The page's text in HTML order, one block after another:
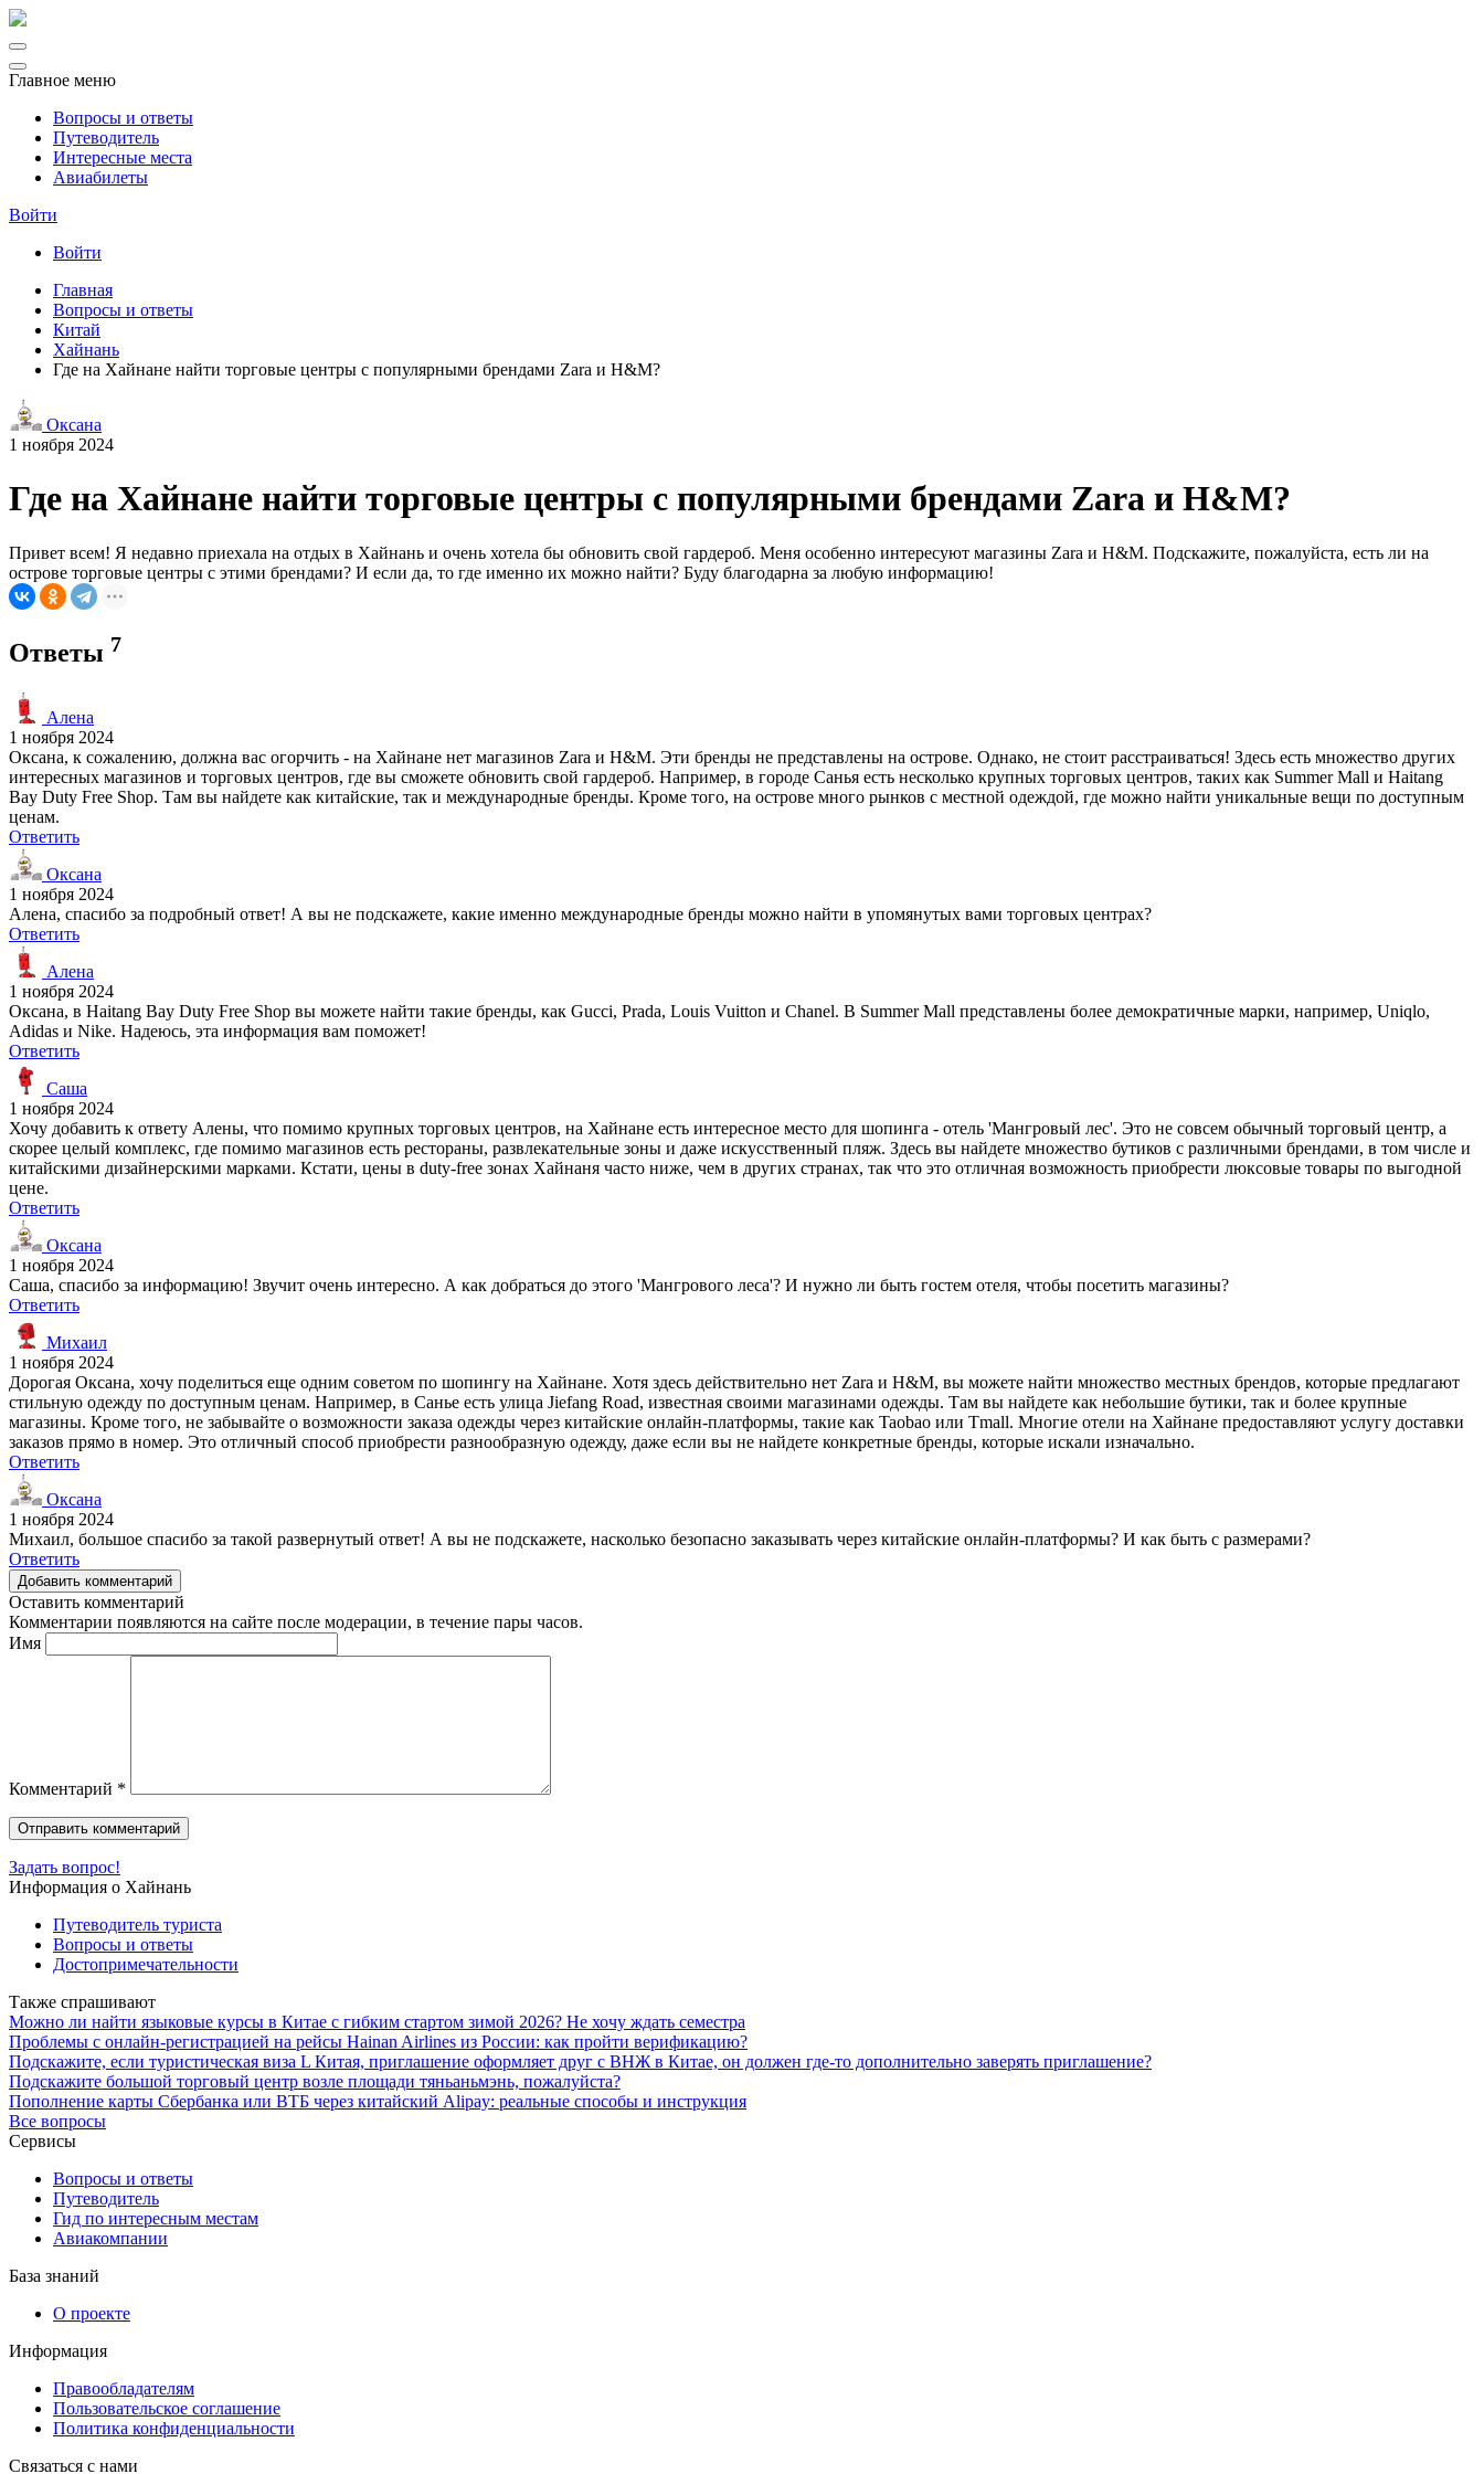
Главное меню
Вопросы и ответы
Путеводитель
Интересные места
Авиабилеты
Войти
Войти
Главная
Вопросы и ответы
Китай
Хайнань
Где на Хайнане найти торговые центры с популярными брендами Zara и H&M?
Оксана
1 ноября 2024
Где на Хайнане найти торговые центры с популярными брендами Zara и H&M?
Привет всем! Я недавно приехала на отдых в Хайнань и очень хотела бы обновить свой гардероб. Меня особенно интересуют магазины Zara и H&M. Подскажите, пожалуйста, есть ли на
острове торговые центры с этими брендами? И если да, то где именно их можно найти? Буду благодарна за любую информацию!
Ответы 7
Алена
1 ноября 2024
Оксана, к сожалению, должна вас огорчить - на Хайнане нет магазинов Zara и H&M. Эти бренды не представлены на острове. Однако, не стоит расстраиваться! Здесь есть множество других
интересных магазинов и торговых центров, где вы сможете обновить свой гардероб. Например, в городе Санья есть несколько крупных торговых центров, таких как Summer Mall и Haitang
Bay Duty Free Shop. Там вы найдете как китайские, так и международные бренды. Кроме того, на острове много рынков с местной одеждой, где можно найти уникальные вещи по доступным
ценам.
Ответить
Оксана
1 ноября 2024
Алена, спасибо за подробный ответ! А вы не подскажете, какие именно международные бренды можно найти в упомянутых вами торговых центрах?
Ответить
Алена
1 ноября 2024
Оксана, в Haitang Bay Duty Free Shop вы можете найти такие бренды, как Gucci, Prada, Louis Vuitton и Chanel. В Summer Mall представлены более демократичные марки, например, Uniqlo,
Adidas и Nike. Надеюсь, эта информация вам поможет!
Ответить
Саша
1 ноября 2024
Хочу добавить к ответу Алены, что помимо крупных торговых центров, на Хайнане есть интересное место для шопинга - отель 'Мангровый лес'. Это не совсем обычный торговый центр, а
скорее целый комплекс, где помимо магазинов есть рестораны, развлекательные зоны и даже искусственный пляж. Здесь вы найдете множество бутиков с различными брендами, в том числе и
китайскими дизайнерскими марками. Кстати, цены в duty-free зонах Хайнаня часто ниже, чем в других странах, так что это отличная возможность приобрести люксовые товары по выгодной
цене.
Ответить
Оксана
1 ноября 2024
Саша, спасибо за информацию! Звучит очень интересно. А как добраться до этого 'Мангрового леса'? И нужно ли быть гостем отеля, чтобы посетить магазины?
Ответить
Михаил
1 ноября 2024
Дорогая Оксана, хочу поделиться еще одним советом по шопингу на Хайнане. Хотя здесь действительно нет Zara и H&M, вы можете найти множество местных брендов, которые предлагают
стильную одежду по доступным ценам. Например, в Санье есть улица Jiefang Road, известная своими магазинами одежды. Там вы найдете как небольшие бутики, так и более крупные
магазины. Кроме того, не забывайте о возможности заказа одежды через китайские онлайн-платформы, такие как Taobao или Tmall. Многие отели на Хайнане предоставляют услугу доставки
заказов прямо в номер. Это отличный способ приобрести разнообразную одежду, даже если вы не найдете конкретные бренды, которые искали изначально.
Ответить
Оксана
1 ноября 2024
Михаил, большое спасибо за такой развернутый ответ! А вы не подскажете, насколько безопасно заказывать через китайские онлайн-платформы? И как быть с размерами?
Ответить
Добавить комментарий
Оставить комментарий
Комментарии появляются на сайте после модерации, в течение пары часов.
Имя
Комментарий *
Задать вопрос!
Информация о Хайнань
Путеводитель туриста
Вопросы и ответы
Достопримечательности
Также спрашивают
Можно ли найти языковые курсы в Китае с гибким стартом зимой 2026? Не хочу ждать семестра
Проблемы с онлайн-регистрацией на рейсы Hainan Airlines из России: как пройти верификацию?
Подскажите, если туристическая виза L Китая, приглашение оформляет друг с ВНЖ в Китае, он должен где-то дополнительно заверять приглашение?
Подскажите большой торговый центр возле площади тяньаньмэнь, пожалуйста?
Пополнение карты Сбербанка или ВТБ через китайский Alipay: реальные способы и инструкция
Все вопросы
Сервисы
Вопросы и ответы
Путеводитель
Гид по интересным местам
Авиакомпании
База знаний
О проекте
Информация
Правообладателям
Пользовательское соглашение
Политика конфиденциальности
Связаться с нами